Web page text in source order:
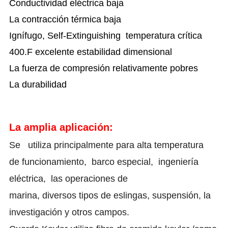
Conductividad eléctrica baja
La contracción térmica baja
Ignífugo, Self-Extinguishing temperatura crítica
400.F excelente estabilidad dimensional
La fuerza de compresión relativamente pobres
La durabilidad
La ampliaaplicación:
Se utiliza principalmente para alta temperatura
de funcionamiento, barco especial, ingeniería
eléctrica, las operaciones de
marina, diversos tipos de eslingas, suspensión, la
investigación y otros campos.